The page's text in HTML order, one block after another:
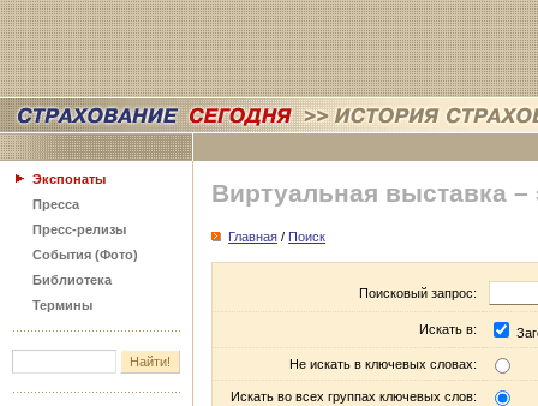
Экспонаты
Пресса
Пресс-релизы
События (Фото)
Библиотека
Термины
Виртуальная выставка –
Главная / Поиск
Поисковый запрос:
Искать в:
Не искать в ключевых словах:
Искать во всех группах ключевых слов: